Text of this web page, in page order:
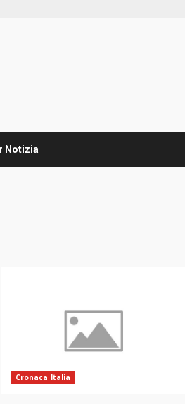
Notizia
Cronaca Italia